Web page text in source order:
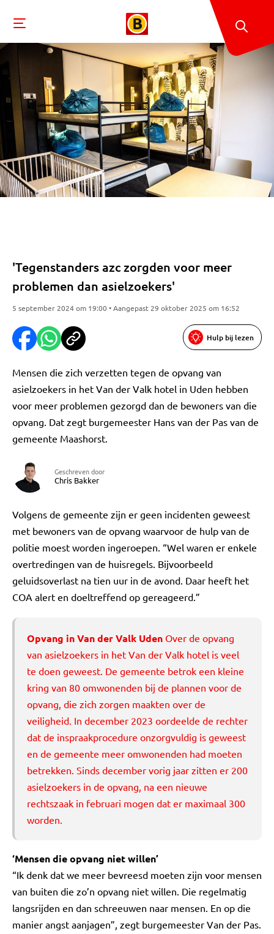
'Tegenstanders azc zorgden voor meer
problemen dan asielzoekers'
5 september 2024 om 19:00 • Aangepast 29 oktober 2025 om 16:52
Hulp bij lezen
Mensen die zich verzetten tegen de opvang van
asielzoekers in het Van der Valk hotel in Uden hebben
voor meer problemen gezorgd dan de bewoners van die
opvang. Dat zegt burgemeester Hans van der Pas van de
gemeente Maashorst.
Geschreven door
Chris Bakker
Volgens de gemeente zijn er geen incidenten geweest
met bewoners van de opvang waarvoor de hulp van de
politie moest worden ingeroepen. “Wel waren er enkele
overtredingen van de huisregels. Bijvoorbeeld
geluidsoverlast na tien uur in de avond. Daar heeft het
COA alert en doeltreffend op gereageerd.”
Opvang in Van der Valk Uden Over de opvang
van asielzoekers in het Van der Valk hotel is veel
te doen geweest. De gemeente betrok een kleine
kring van 80 omwonenden bij de plannen voor de
opvang, die zich zorgen maakten over de
veiligheid. In december 2023 oordeelde de rechter
dat de inspraakprocedure onzorgvuldig is geweest
en de gemeente meer omwonenden had moeten
betrekken. Sinds december vorig jaar zitten er 200
asielzoekers in de opvang, na een nieuwe
rechtszaak in februari mogen dat er maximaal 300
worden.
‘Mensen die opvang niet willen’
“Ik denk dat we meer bevreesd moeten zijn voor mensen
van buiten die zo’n opvang niet willen. Die regelmatig
langsrijden en dan schreeuwen naar mensen. En op die
manier angst aanjagen”, zegt burgemeester Van der Pas.